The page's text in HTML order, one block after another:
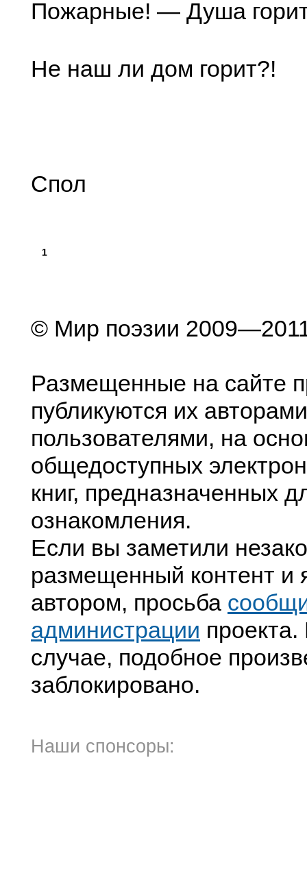
Пожарные! — Душа
Не наш ли дом горит?!
Спол
1
© Мир поэзии
Размещенные на сайте
публикуются их
пользователями, на
общедоступных
книг, предназначенных
ознакомления.
Если вы заметили
размещенный контент и
автором, просьба
администрации
случае, подобное
заблокировано.
Наши спонсоры: